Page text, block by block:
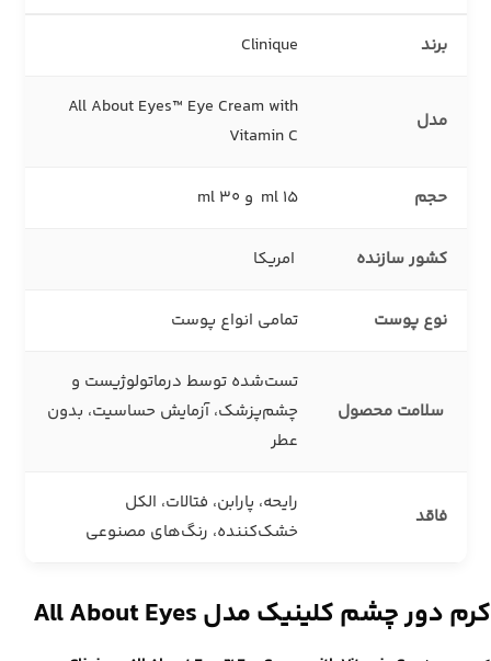
برند Clinique
مدل
All About Eyes™ Eye Cream with
Vitamin C
حجم 15 ml و 30 ml
کشور سازنده امریکا
نوع پوست تمامی انواع پوست
سلامت محصول
تست‌شده توسط درماتولوژیست و
چشم‌پزشک، آزمایش حساسیت، بدون
عطر
فاقد
رایحه، پارابن، فتالات، الکل
خشک‌کننده، رنگ‌های مصنوعی
کرم دور چشم کلینیک مدل All About Eyes